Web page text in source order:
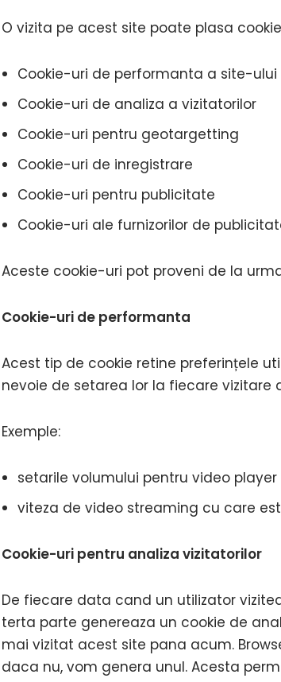
O vizita pe acest site poate plasa
Cookie-uri de performanta a site-ului
Cookie-uri de analiza a vizitatorilor
Cookie-uri pentru geotargetting
Cookie-uri de inregistrare
Cookie-uri pentru publicitate
Cookie-uri ale furnizorilor de
Aceste cookie-uri pot proveni de la
Cookie-uri de performanta
Acest tip de cookie retine preferințele
nevoie de setarea lor la fiecare vizitare
Exemple:
setarile volumului pentru video player
viteza de video streaming cu care
Cookie-uri pentru analiza vizitatorilor
De fiecare data cand un utilizator
terta parte genereaza un cookie de
mai vizitat acest site pana acum.
daca nu, vom genera unul. Acesta